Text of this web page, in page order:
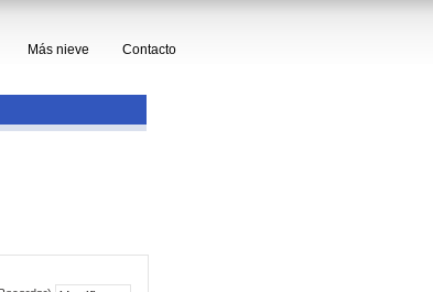
Más nieve Contacto